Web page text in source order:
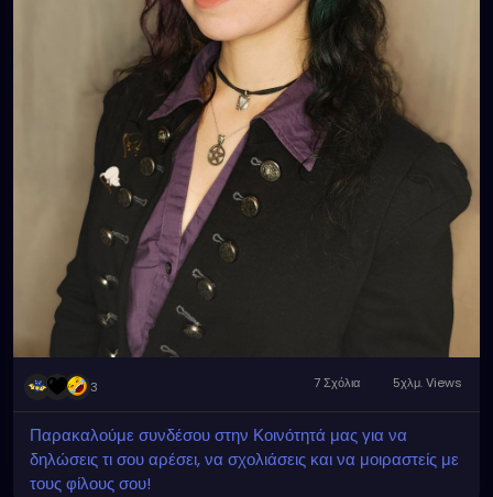
3 7 Σχόλια 5χλμ. Views
Παρακαλούμε συνδέσου στην Κοινότητά μας για να
δηλώσεις τι σου αρέσει, να σχολιάσεις και να μοιραστείς με
τους φίλους σου!